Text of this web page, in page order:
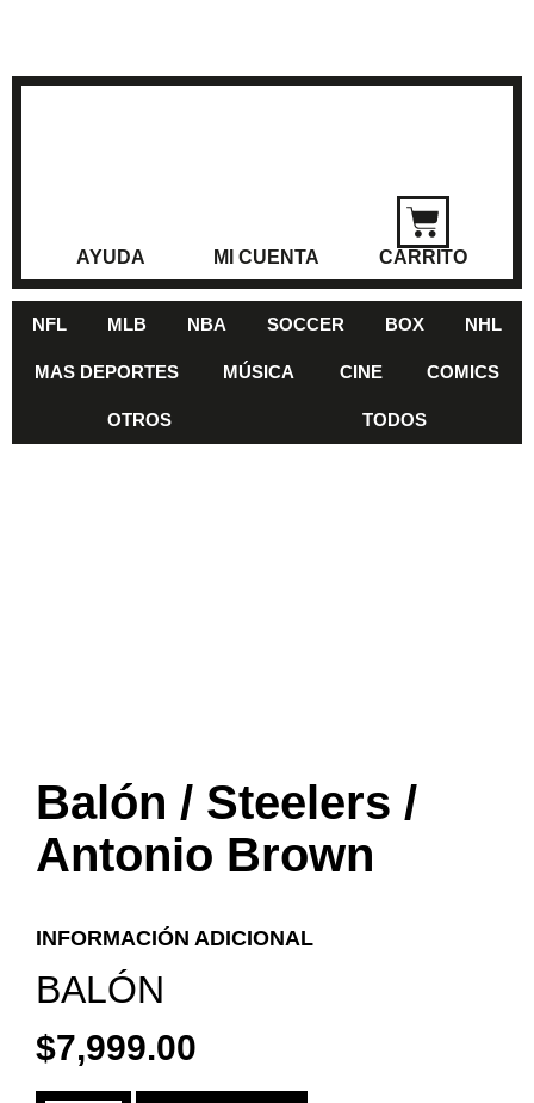
AYUDA MI CUENTA CARRITO
NFL MLB NBA SOCCER BOX NHL
MAS DEPORTES MÚSICA CINE COMICS
OTROS TODOS
Balón / Steelers /
Antonio Brown
INFORMACIÓN ADICIONAL
BALÓN
$7,999.00